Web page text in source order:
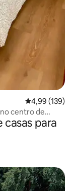
4,99 de uma
4,99 (139)
centro de
para